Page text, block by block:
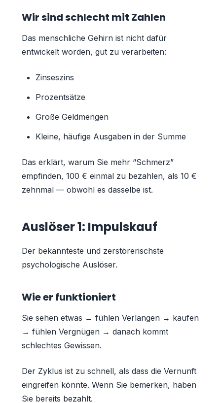
Wir sind schlecht mit Zahlen
Das menschliche Gehirn ist nicht dafür
entwickelt worden, gut zu verarbeiten:
Zinseszins
Prozentsätze
Große Geldmengen
Kleine, häufige Ausgaben in der Summe
Das erklärt, warum Sie mehr “Schmerz”
empfinden, 100 € einmal zu bezahlen, als 10 €
zehnmal — obwohl es dasselbe ist.
Auslöser 1: Impulskauf
Der bekannteste und zerstörerischste
psychologische Auslöser.
Wie er funktioniert
Sie sehen etwas → fühlen Verlangen → kaufen
→ fühlen Vergnügen → danach kommt
schlechtes Gewissen.
Der Zyklus ist zu schnell, als dass die Vernunft
eingreifen könnte. Wenn Sie bemerken, haben
Sie bereits bezahlt.